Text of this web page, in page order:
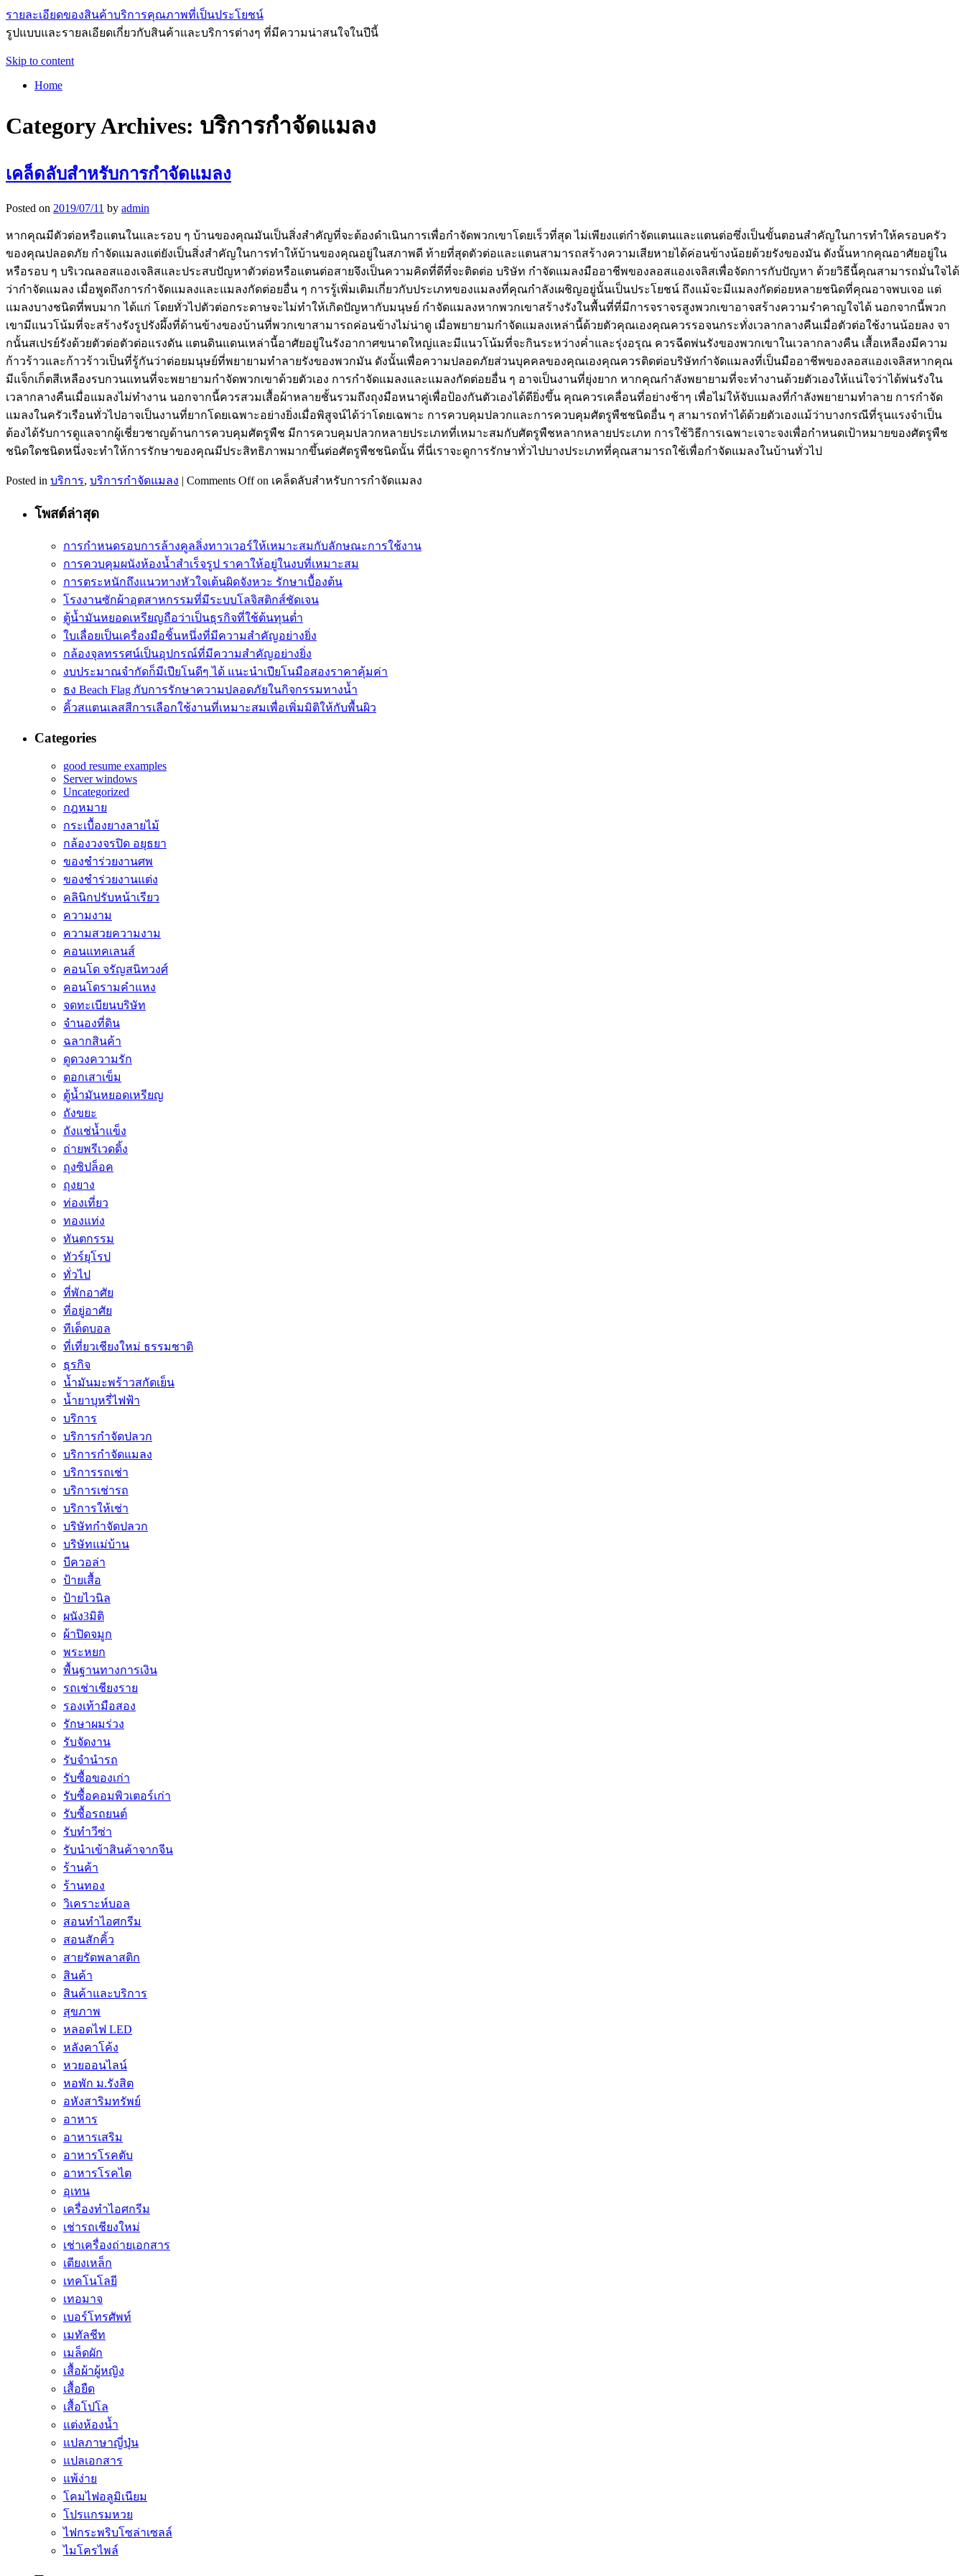
รายละเอียดของสินค้าบริการคุณภาพที่เป็นประโยชน์
รูปแบบและรายลเอียดเกี่ยวกับสินค้าและบริการต่างๆ ที่มีความน่าสนใจในปีนี้
Skip to content
Home
Category Archives: บริการกำจัดแมลง
เคล็ดลับสำหรับการกำจัดแมลง
Posted on 2019/07/11 by admin
หากคุณมีตัวต่อหรือแตนในและรอบ ๆ บ้านของคุณมันเป็นสิ่งสำคัญที่จะต้องดำเนินการเพื่อกำจัดพวกเขาโดยเร็วที่สุด ไม่เพียงแต่กำจัดแตนและแตนต่อซึ่งเป็นขั้นตอนสำคัญในการทำให้ครอบครัว
ของคุณปลอดภัย กำจัดแมลงแต่ยังเป็นสิ่งสำคัญในการทำให้บ้านของคุณอยู่ในสภาพดี ท้ายที่สุดตัวต่อและแตนสามารถสร้างความเสียหายได้ค่อนข้างน้อยด้วยรังของมัน ดังนั้นหากคุณอาศัยอยู่ใน
หรือรอบ ๆ บริเวณลอสแองเจลิสและประสบปัญหาตัวต่อหรือแตนต่อสายจึงเป็นความคิดที่ดีที่จะติดต่อ บริษัท กำจัดแมลงมืออาชีพของลอสแองเจลิสเพื่อจัดการกับปัญหา ด้วยวิธีนี้คุณสามารถมั่นใจได้
ว่ากำจัดแมลง เมื่อพูดถึงการกำจัดแมลงและแมลงกัดต่อยอื่น ๆ การรู้เพิ่มเติมเกี่ยวกับประเภทของแมลงที่คุณกำลังเผชิญอยู่นั้นเป็นประโยชน์ ถึงแม้จะมีแมลงกัดต่อยหลายชนิดที่คุณอาจพบเจอ แต่
แมลงบางชนิดที่พบมาก ได้แก่ โดยทั่วไปตัวต่อกระดาษจะไม่ทำให้เกิดปัญหากับมนุษย์ กำจัดแมลงหากพวกเขาสร้างรังในพื้นที่ที่มีการจราจรสูงพวกเขาอาจสร้างความรำคาญใจได้ นอกจากนี้พวก
เขามีแนวโน้มที่จะสร้างรังรูปรังผึ้งที่ด้านข้างของบ้านที่พวกเขาสามารถค่อนข้างไม่น่าดู เมื่อพยายามกำจัดแมลงเหล่านี้ด้วยตัวคุณเองคุณควรรอจนกระทั่งเวลากลางคืนเมื่อตัวต่อใช้งานน้อยลง จา
กนั้นสเปรย์รังด้วยตัวต่อตัวต่อแรงดัน แตนดินแดนเหล่านี้อาศัยอยู่ในรังอากาศขนาดใหญ่และมีแนวโน้มที่จะกินระหว่างค่ำและรุ่งอรุณ ควรฉีดพ่นรังของพวกเขาในเวลากลางคืน เสื้อเหลืองมีความ
ก้าวร้าวและก้าวร้าวเป็นที่รู้กันว่าต่อยมนุษย์ที่พยายามทำลายรังของพวกมัน ดังนั้นเพื่อความปลอดภัยส่วนบุคคลของคุณเองคุณควรติดต่อบริษัทกำจัดแมลงที่เป็นมืออาชีพของลอสแองเจลิสหากคุณ
มีแจ็กเก็ตสีเหลืองรบกวนแทนที่จะพยายามกำจัดพวกเขาด้วยตัวเอง การกำจัดแมลงและแมลงกัดต่อยอื่น ๆ อาจเป็นงานที่ยุ่งยาก หากคุณกำลังพยายามที่จะทำงานด้วยตัวเองให้แน่ใจว่าได้พ่นรังใน
เวลากลางคืนเมื่อแมลงไม่ทำงาน นอกจากนี้ควรสวมเสื้อผ้าหลายชั้นรวมถึงถุงมือหนาคู่เพื่อป้องกันตัวเองได้ดียิ่งขึ้น คุณควรเคลื่อนที่อย่างช้าๆ เพื่อไม่ให้จับแมลงที่กำลังพยายามทำลาย การกำจัด
แมลงในครัวเรือนทั่วไปอาจเป็นงานที่ยากโดยเฉพาะอย่างยิ่งเมื่อพิสูจน์ได้ว่าโดยเฉพาะ การควบคุมปลวกและการควบคุมศัตรูพืชชนิดอื่น ๆ สามารถทำได้ด้วยตัวเองแม้ว่าบางกรณีที่รุนแรงจำเป็น
ต้องได้รับการดูแลจากผู้เชี่ยวชาญด้านการควบคุมศัตรูพืช มีการควบคุมปลวกหลายประเภทที่เหมาะสมกับศัตรูพืชหลากหลายประเภท การใช้วิธีการเฉพาะเจาะจงเพื่อกำหนดเป้าหมายของศัตรูพืช
ชนิดใดชนิดหนึ่งจะทำให้การรักษาของคุณมีประสิทธิภาพมากขึ้นต่อศัตรูพืชชนิดนั้น ที่นี่เราจะดูการรักษาทั่วไปบางประเภทที่คุณสามารถใช้เพื่อกำจัดแมลงในบ้านทั่วไป
Posted in บริการ, บริการกำจัดแมลง | Comments Offon เคล็ดลับสำหรับการกำจัดแมลง
โพสต์ล่าสุด
การกำหนดรอบการล้างคูลลิ่งทาวเวอร์ให้เหมาะสมกับลักษณะการใช้งาน
การควบคุมผนังห้องน้ำสำเร็จรูป ราคาให้อยู่ในงบที่เหมาะสม
การตระหนักถึงแนวทางหัวใจเต้นผิดจังหวะ รักษาเบื้องต้น
โรงงานซักผ้าอุตสาหกรรมที่มีระบบโลจิสติกส์ชัดเจน
ตู้น้ำมันหยอดเหรียญถือว่าเป็นธุรกิจที่ใช้ต้นทุนต่ำ
ใบเลื่อยเป็นเครื่องมือชิ้นหนึ่งที่มีความสำคัญอย่างยิ่ง
กล้องจุลทรรศน์เป็นอุปกรณ์ที่มีความสำคัญอย่างยิ่ง
งบประมาณจำกัดก็มีเปียโนดีๆ ได้ แนะนำเปียโนมือสองราคาคุ้มค่า
ธง Beach Flag กับการรักษาความปลอดภัยในกิจกรรมทางน้ำ
คิ้วสแตนเลสสีการเลือกใช้งานที่เหมาะสมเพื่อเพิ่มมิติให้กับพื้นผิว
Categories
good resume examples
Server windows
Uncategorized
กฎหมาย
กระเบื้องยางลายไม้
กล้องวงจรปิด อยุธยา
ของชำร่วยงานศพ
ของชำร่วยงานแต่ง
คลินิกปรับหน้าเรียว
ความงาม
ความสวยความงาม
คอนแทคเลนส์
คอนโด จรัญสนิทวงศ์
คอนโดรามคำแหง
จดทะเบียนบริษัท
จำนองที่ดิน
ฉลากสินค้า
ดูดวงความรัก
ตอกเสาเข็ม
ตู้น้ำมันหยอดเหรียญ
ถังขยะ
ถังแช่น้ำแข็ง
ถ่ายพรีเวดดิ้ง
ถุงซิปล็อค
ถุงยาง
ท่องเที่ยว
ทองแท่ง
ทันตกรรม
ทัวร์ยุโรป
ทั่วไป
ที่พักอาศัย
ที่อยู่อาศัย
ทีเด็ดบอล
ที่เที่ยวเชียงใหม่ ธรรมชาติ
ธุรกิจ
น้ำมันมะพร้าวสกัดเย็น
น้ำยาบุหรี่ไฟฟ้า
บริการ
บริการกำจัดปลวก
บริการกำจัดแมลง
บริการรถเช่า
บริการเช่ารถ
บริการให้เช่า
บริษัทกำจัดปลวก
บริษัทแม่บ้าน
บีควอล่า
ป้ายเสื้อ
ป้ายไวนิล
ผนัง3มิติ
ผ้าปิดจมูก
พระหยก
พื้นฐานทางการเงิน
รถเช่าเชียงราย
รองเท้ามือสอง
รักษาผมร่วง
รับจัดงาน
รับจำนำรถ
รับซื้อของเก่า
รับซื้อคอมพิวเตอร์เก่า
รับซื้อรถยนต์
รับทำวีซ่า
รับนำเข้าสินค้าจากจีน
ร้านค้า
ร้านทอง
วิเคราะห์บอล
สอนทำไอศกรีม
สอนสักคิ้ว
สายรัดพลาสติก
สินค้า
สินค้าและบริการ
สุขภาพ
หลอดไฟ LED
หลังคาโค้ง
หวยออนไลน์
หอพัก ม.รังสิต
อหังสาริมทรัพย์
อาหาร
อาหารเสริม
อาหารโรคตับ
อาหารโรคไต
อุเทน
เครื่องทำไอศกรีม
เช่ารถเชียงใหม่
เช่าเครื่องถ่ายเอกสาร
เตียงเหล็ก
เทคโนโลยี
เทอมาจ
เบอร์โทรศัพท์
เมทัลชีท
เมล็ดผัก
เสื้อผ้าผู้หญิง
เสื้อยืด
เสื้อโปโล
แต่งห้องน้ำ
แปลภาษาญี่ปุ่น
แปลเอกสาร
แพ้ง่าย
โคมไฟอลูมิเนียม
โปรแกรมหวย
ไฟกระพริบโซล่าเซลล์
ไมโครไพล์